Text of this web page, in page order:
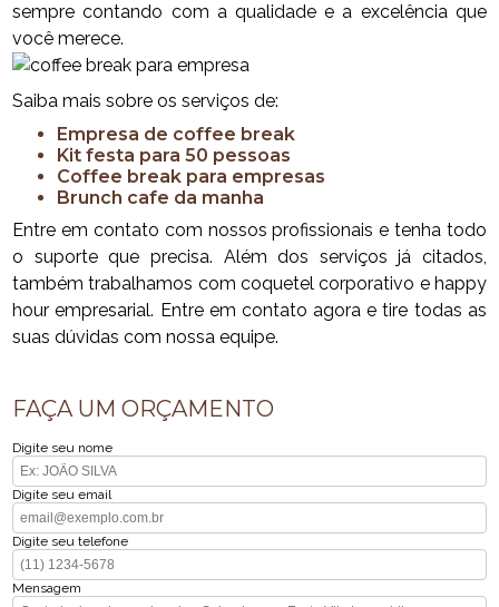
sempre contando com a qualidade e a excelência que
você merece.
Saiba mais sobre os serviços de:
empresa de coffee break
kit festa para 50 pessoas
coffee break para empresas
brunch cafe da manha
Entre em contato com nossos profissionais e tenha todo
o suporte que precisa. Além dos serviços já citados,
também trabalhamos com coquetel corporativo e happy
hour empresarial. Entre em contato agora e tire todas as
suas dúvidas com nossa equipe.
FAÇA UM ORÇAMENTO
Digite seu nome
Digite seu email
Digite seu telefone
Mensagem